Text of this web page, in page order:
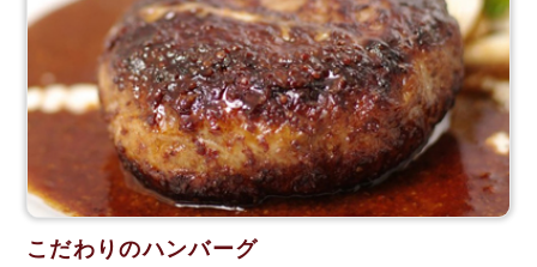
こだわりのハンバーグ